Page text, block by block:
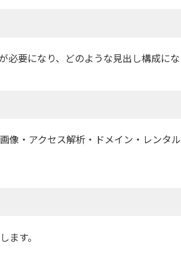
要になり、どのような見出し構成にな
・アクセス解析・ドメイン・レンタ
ます。